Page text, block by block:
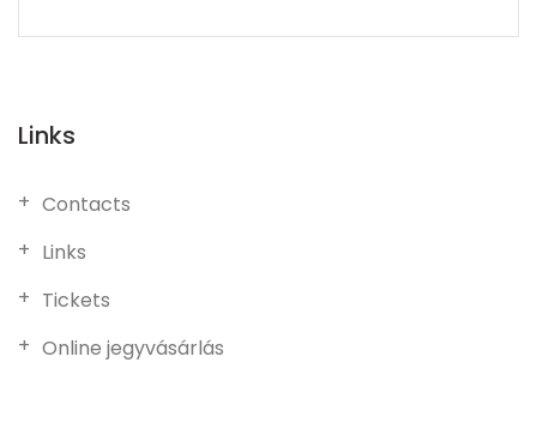
Links
Contacts
Links
Tickets
Online jegyvásárlás